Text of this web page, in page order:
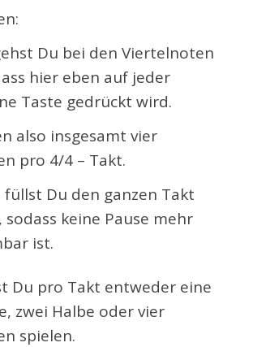
Du bei den Viertelnoten
hier eben auf jeder
Taste gedrückt wird.
also insgesamt vier
pro 4/4 – Takt.
füllst Du den ganzen Takt
keine Pause mehr
ist.
Du pro Takt entweder eine
zwei Halbe oder vier
spielen.